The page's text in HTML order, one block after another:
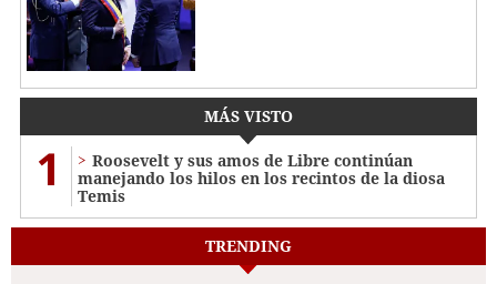
MÁS VISTO
1
Roosevelt y sus amos de Libre continúan
manejando los hilos en los recintos de la diosa
Temis
TRENDING